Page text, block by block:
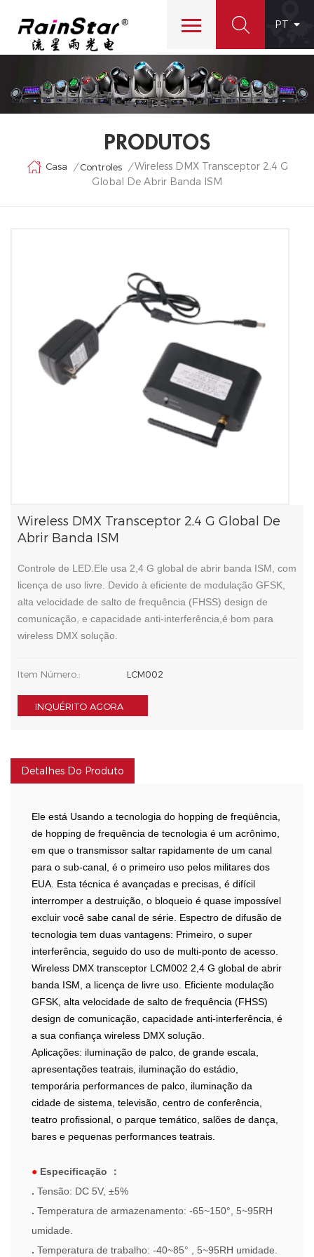
PT
PRODUTOS
Casa / Controles / Wireless DMX Transceptor 2,4 G
Global De Abrir Banda ISM
Wireless DMX Transceptor 2,4 G Global De
Abrir Banda ISM
Controle de LED.Ele usa 2,4 G global de abrir banda ISM, com
licença de uso livre. Devido à eficiente de modulação GFSK,
alta velocidade de salto de frequência (FHSS) design de
comunicação, e capacidade anti-interferência,é bom para
wireless DMX solução.
Item Número.: LCM002
INQUÉRITO AGORA
Detalhes Do Produto
Ele está Usando a tecnologia do hopping de freqüência,
de hopping de frequência de tecnologia é um acrônimo,
em que o transmissor saltar rapidamente de um canal
para o sub-canal, é o primeiro uso pelos militares dos
EUA. Esta técnica é avançadas e precisas, é difícil
interromper a destruição, o bloqueio é quase impossível
excluir você sabe canal de série. Espectro de difusão de
tecnologia tem duas vantagens: Primeiro, o super
interferência, seguido do uso de multi-ponto de acesso.
Wireless DMX transceptor LCM002 2,4 G global de abrir
banda ISM, a licença de livre uso. Eficiente modulação
GFSK, alta velocidade de salto de frequência (FHSS)
design de comunicação, capacidade anti-interferência, é
a sua confiança wireless DMX solução.
Aplicações: iluminação de palco, de grande escala,
apresentações teatrais, iluminação do estádio,
temporária performances de palco, iluminação da
cidade de sistema, televisão, centro de conferência,
teatro profissional, o parque temático, salões de dança,
bares e pequenas performances teatrais.
● Especificação ：
. Tensão: DC 5V, ±5%
. Temperatura de armazenamento: -65~150°, 5~95RH
umidade.
. Temperatura de trabalho: -40~85° , 5~95RH umidade.